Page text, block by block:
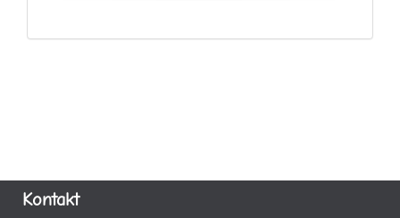
Kontakt